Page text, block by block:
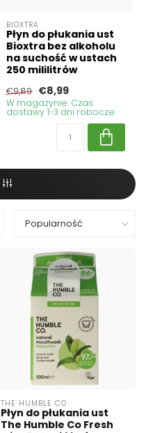
BIOXTRA
Płyn do płukania ust
Bioxtra bez alkoholu
na suchość w ustach
250 mililitrów
€9,89 €8,99
W magazynie. Czas
dostawy 1-3 dni robocze
THE HUMBLE CO
Płyn do płukania ust
The Humble Co Fresh